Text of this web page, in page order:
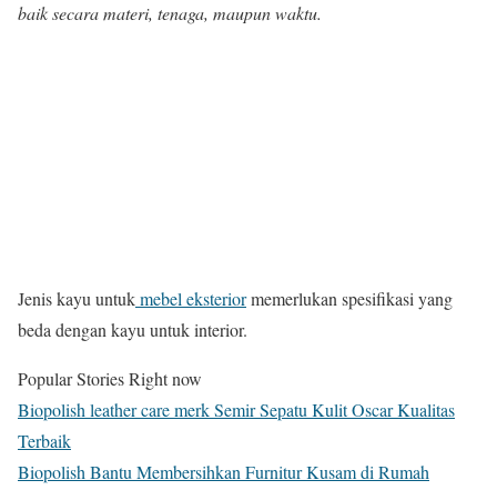
baik secara materi, tenaga, maupun waktu.
Jenis kayu untukmebel eksteriormemerlukan spesifikasi yang
beda dengan kayu untuk interior.
Popular Stories Right now
Biopolish leather care merk Semir Sepatu Kulit Oscar Kualitas
Terbaik
Biopolish Bantu Membersihkan Furnitur Kusam di Rumah